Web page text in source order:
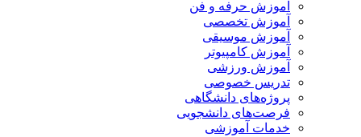
آموزش حرفه و فن
آموزش تخصصی
آموزش موسیقی
آموزش کامپیوتر
آموزش ورزشی
تدریس خصوصی
پروژه‌های دانشگاهی
فرصت‌های دانشجویی
خدمات آموزشی